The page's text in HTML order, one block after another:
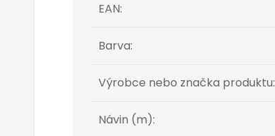
EAN:
Barva:
Výrobce nebo značka produktu:
Návin (m):